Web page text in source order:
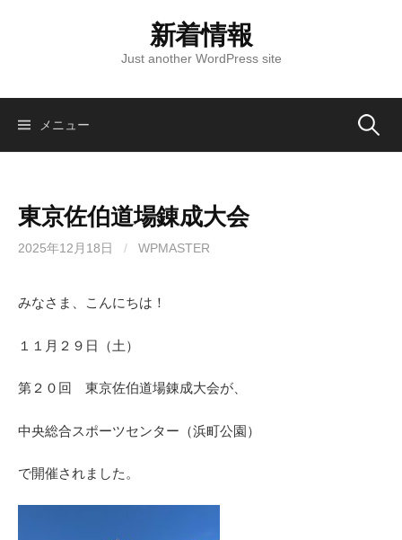
ツ
新着情報
Just another WordPress site
メニュー 検
東京佐伯道場錬成大会
2025年12月18日 / WPMASTER
みなさま、こんにちは！
１１月２９日（土）
第２０回 東京佐伯道場錬成大会が、
中央総合スポーツセンター（浜町公園）
で開催されました。